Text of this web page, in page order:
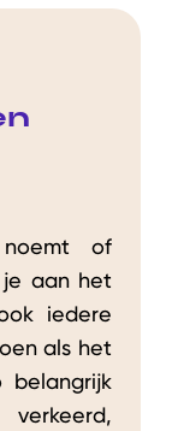
of
aan het
iedere
als het
belangrijk